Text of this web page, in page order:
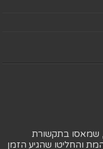
שמאסו בתקשורת
והחליטו שהגיע הזמן